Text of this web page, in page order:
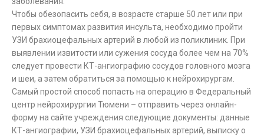
Чтобы обезопасить себя, в возрасте старше 50 лет или при
первых симптомах развития инсульта, необходимо пройти
УЗИ брахиоцефальных артерий в любой из поликлиник. При
выявлении извитости или сужения сосуда более чем на 70%
следует провести КТ-ангиографию сосудов головного мозга
и шеи, а затем обратиться за помощью к нейрохирургам.
Самый простой способ попасть на операцию в Федеральный
центр нейрохирургии Тюмени – отправить через онлайн-
форму на сайте учреждения следующие документы: данные
КТ-ангиографии, УЗИ брахиоцефальных артерий, выписку о